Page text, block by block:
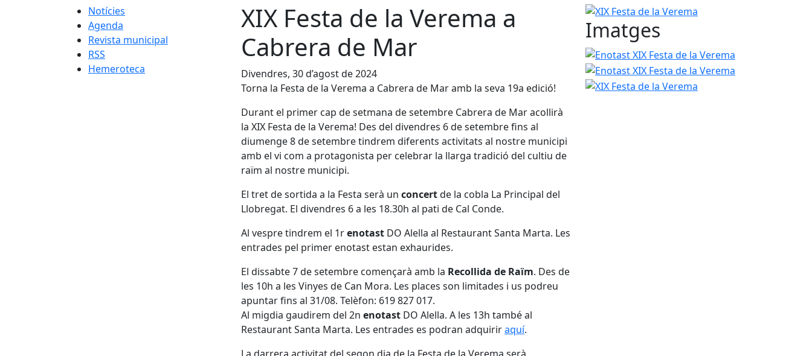
Notícies
Agenda
Revista municipal
RSS
Hemeroteca
XIX Festa de la Verema a
Cabrera de Mar
Divendres, 30 d’agost de 2024
Torna la Festa de la Verema a Cabrera de Mar amb la seva 19a edició!
Durant el primer cap de setmana de setembre Cabrera de Mar acollirà
la XIX Festa de la Verema! Des del divendres 6 de setembre fins al
diumenge 8 de setembre tindrem diferents activitats al nostre municipi
amb el vi com a protagonista per celebrar la llarga tradició del cultiu de
raïm al nostre municipi.
El tret de sortida a la Festa serà un concertde la cobla La Principal del
Llobregat. El divendres 6 a les 18.30h al pati de Cal Conde.
Al vespre tindrem el 1renotast DO Alella al Restaurant Santa Marta. Les
entrades pel primer enotast estan exhaurides.
El dissabte 7 de setembre començarà amb la Recollida de Raïm. Des de
les 10h a les Vinyes de Can Mora. Les places son limitades i us podreu
apuntar fins al 31/08. Telèfon: 619 827 017.
Al migdia gaudirem del 2n enotast DO Alella. A les 13h també al
Restaurant Santa Marta. Les entrades es podran adquiriraquí.
XIX Festa de la Verema
Imatges
Enotast XIX Festa de la Verema